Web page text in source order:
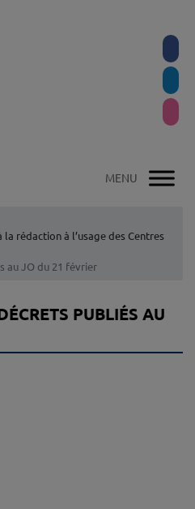
la rédaction à l’usage des Centres
au JO du 21 février
PUBLIÉS AU